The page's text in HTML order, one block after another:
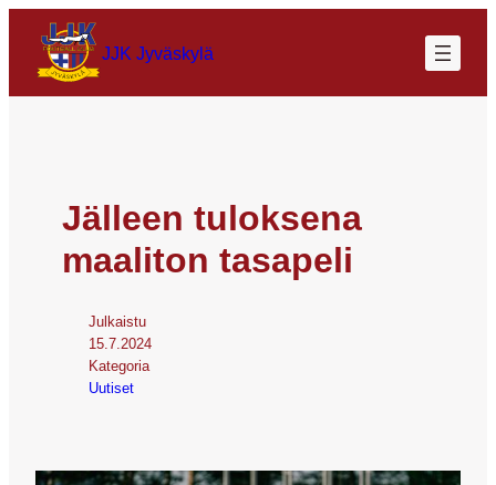
JJK Jyväskylä
Jälleen tuloksena
maaliton tasapeli
Julkaistu
15.7.2024
Kategoria
Uutiset